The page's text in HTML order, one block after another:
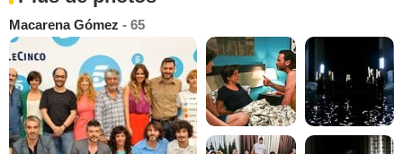
Macarena Gómez - 65